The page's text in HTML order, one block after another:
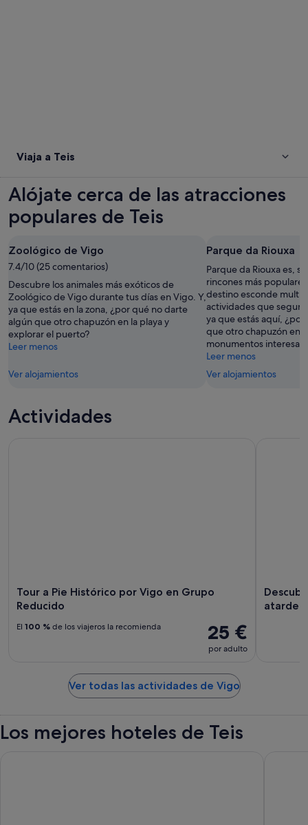
Viaja a Teis
Alójate cerca de las atracciones
populares de Teis
Zoológico de Vigo
7.4/10 (25 comentarios)
Descubre los animales más exóticos de
Zoológico de Vigo durante tus días en Vigo. Y,
ya que estás en la zona, ¿por qué no darte
algún que otro chapuzón en la playa y
explorar el puerto?
Leer menos
Ver alojamientos
Parque da Riouxa
Parque da Riouxa es,
rincones más
destino esconde
actividades que
ya que estás aquí,
que otro chapuzón en
monumentos
Leer menos
Ver alojamientos
Actividades
Tour a Pie Histórico por Vigo en Grupo
Reducido
25 €
por adulto
El 100 % de los viajeros la recomienda
Ver todas las actividades de Vigo
Los mejores hoteles de Teis